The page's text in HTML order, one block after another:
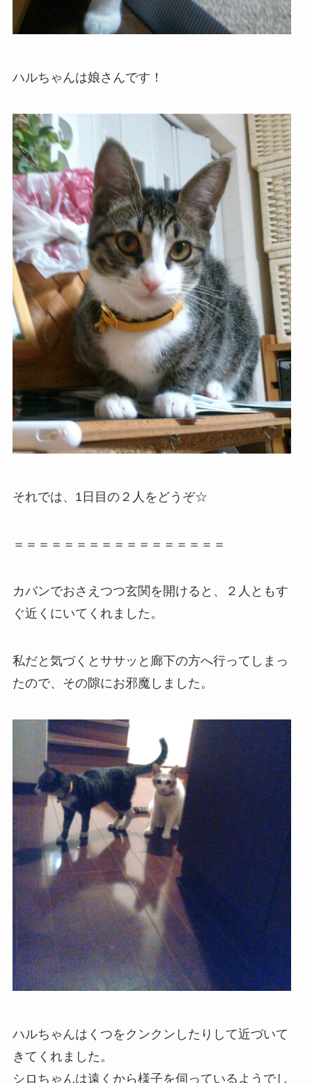
ハルちゃんは娘さんです！
それでは、1日目の２人をどうぞ☆
＝＝＝＝＝＝＝＝＝＝＝＝＝＝＝＝＝
カバンでおさえつつ玄関を開けると、２人ともす
ぐ近くにいてくれました。
私だと気づくとササッと廊下の方へ行ってしまっ
たので、その隙にお邪魔しました。
ハルちゃんはくつをクンクンしたりして近づいて
きてくれました。
シロちゃんは遠くから様子を伺っているようでし